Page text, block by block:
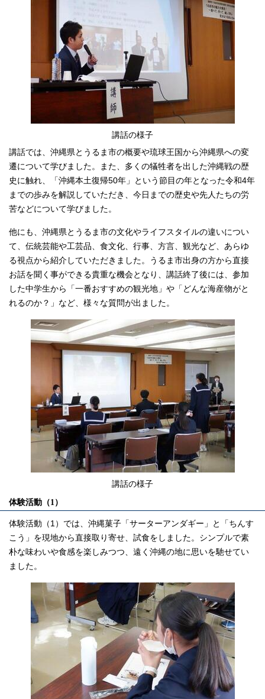
講話の様子
講話では、沖縄県とうるま市の概要や琉球王国から沖縄県への変
遷について学びました。また、多くの犠牲者を出した沖縄戦の歴
史に触れ、「沖縄本土復帰50年」という節目の年となった令和4年
までの歩みを解説していただき、今日までの歴史や先人たちの労
苦などについて学びました。
他にも、沖縄県とうるま市の文化やライフスタイルの違いについ
て、伝統芸能や工芸品、食文化、行事、方言、観光など、あらゆ
る視点から紹介していただきました。うるま市出身の方から直接
お話を聞く事ができる貴重な機会となり、講話終了後には、参加
した中学生から「一番おすすめの観光地」や「どんな海産物がと
れるのか？」など、様々な質問が出ました。
講話の様子
体験活動（1）
体験活動（1）では、沖縄菓子「サーターアンダギー」と「ちんす
こう」を現地から直接取り寄せ、試食をしました。シンプルで素
朴な味わいや食感を楽しみつつ、遠く沖縄の地に思いを馳せてい
ました。